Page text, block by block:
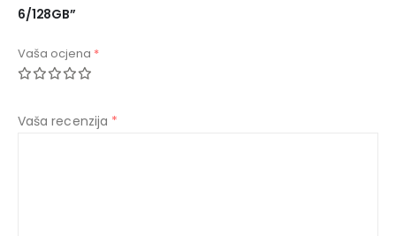
6/128GB”
Vaša ocjena *
Vaša recenzija *